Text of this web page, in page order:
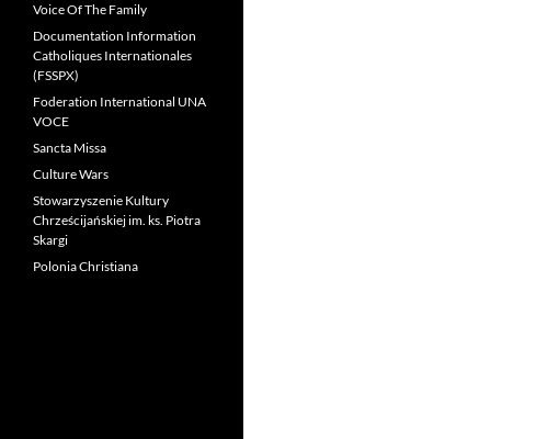
Voice Of The Family
Documentation Information
Catholiques Internationales
(FSSPX)
Foderation International UNA
VOCE
Sancta Missa
Culture Wars
Stowarzyszenie Kultury
Chrześcijańskiej im. ks. Piotra
Skargi
Polonia Christiana